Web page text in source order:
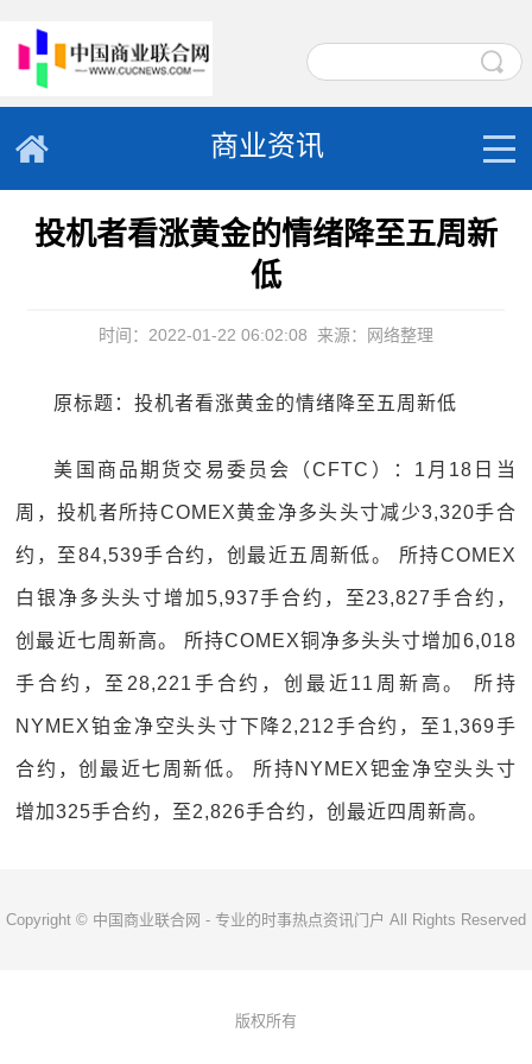
商业资讯
投机者看涨黄金的情绪降至五周新
低
时间：2022-01-22 06:02:08 来源：网络整理
原标题：投机者看涨黄金的情绪降至五周新低
美国商品期货交易委员会（CFTC）：1月18日当
周，投机者所持COMEX黄金净多头头寸减少3,320手合
约，至84,539手合约，创最近五周新低。 所持COMEX
白银净多头头寸增加5,937手合约，至23,827手合约，
创最近七周新高。 所持COMEX铜净多头头寸增加6,018
手合约，至28,221手合约，创最近11周新高。 所持
NYMEX铂金净空头头寸下降2,212手合约，至1,369手
合约，创最近七周新低。 所持NYMEX钯金净空头头寸
增加325手合约，至2,826手合约，创最近四周新高。
Copyright © 中国商业联合网 - 专业的时事热点资讯门户 All Rights Reserved
版权所有